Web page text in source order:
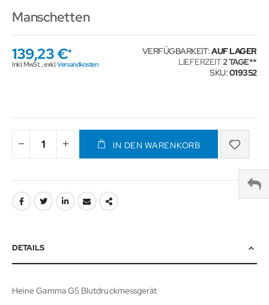
Manschetten
139,23 €
Inkl. MwSt.,exkl.Versandkosten
VERFÜGBARKEIT:AUF LAGER
LIEFERZEIT2 TAGE
SKU 019352
IN DEN WARENKORB
DETAILS
Heine Gamma G5 Blutdruckmessgerät